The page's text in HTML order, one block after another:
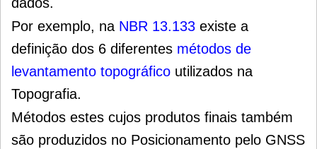
Por exemplo, na NBR 13.133 existe a
definição dos 6 diferentes métodos de
levantamento topográfico utilizados na
Topografia.
Métodos estes cujos produtos finais também
são produzidos no Posicionamento pelo GNSS